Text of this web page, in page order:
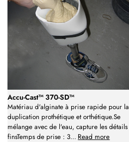
Accu-Cast™ 370-SD™
Matériau d'alginate à prise rapide pour la
duplication prothétique et orthétique.Se
mélange avec de l'eau, capture les détails
finsTemps de prise : 3... Read more